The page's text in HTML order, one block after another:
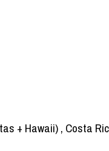
+ Hawaii) , Costa